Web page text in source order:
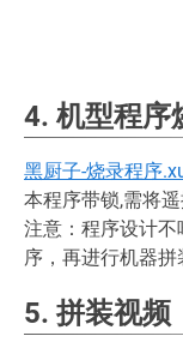
4. 机型程序
黑厨子-烧录程序
本程序带锁,需将
注意：程序设计
序，再进行机器拼
5. 拼装视频